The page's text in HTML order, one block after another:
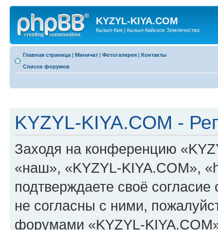
KYZYL-KIYA.COM
Кызыл-Кия | Кызыл-Кийское Землячество
Главная страница | Миничат | Фотогалерея | Контакты
Список форумов
KYZYL-KIYA.COM -
Заходя на конференцию
«наш», «KYZYL-KIYA.COM»,
подтверждаете своё
не согласны с ними,
форумами «KYZYL-